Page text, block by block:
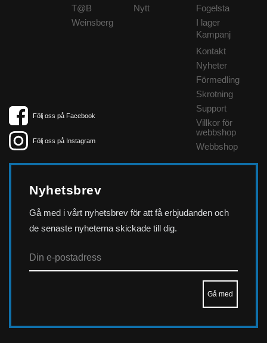
T@B
Weinsberg
Nytt
Fogelsta
I lager
Kampanj
Kontakt
Nyheter
Förmedling
Skrotning
Support
Villkor för
webbshop
Webbshop
Följ oss på Facebook
Följ oss på Instagram
Nyhetsbrev
Gå med i vårt nyhetsbrev för att få erbjudanden och
de senaste nyheterna skickade till dig.